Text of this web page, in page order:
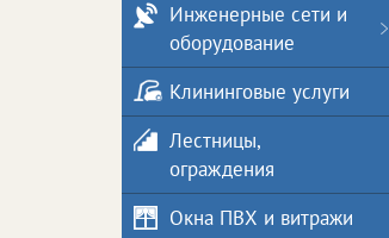
Инженерные сети и
оборудование
Клининговые услуги
Лестницы,
ограждения
Окна ПВХ и витражи